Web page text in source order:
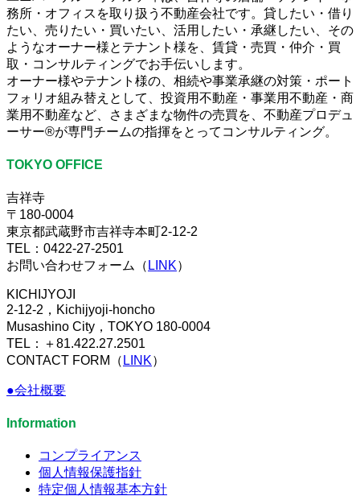
務所・オフィスを取り扱う不動産会社です。貸したい・借り
たい、売りたい・買いたい、活用したい・承継したい、その
ようなオーナー様とテナント様を、賃貸・売買・仲介・買
取・コンサルティングでお手伝いします。
オーナー様やテナント様の、相続や事業承継の対策・ポート
フォリオ組み替えとして、投資用不動産・事業用不動産・商
業用不動産など、さまざまな物件の売買を、不動産プロデュ
ーサー®が専門チームの指揮をとってコンサルティング。
TOKYO OFFICE
吉祥寺
〒180-0004
東京都武蔵野市吉祥寺本町2-12-2
TEL：0422-27-2501
お問い合わせフォーム（ LINK）
KICHIJYOJI
2-12-2，Kichijyoji-honcho
Musashino City，TOKYO 180-0004
TEL：＋81.422.27.2501
CONTACT FORM（ LINK）
●会社概要
Information
コンプライアンス
個人情報保護指針
特定個人情報基本方針